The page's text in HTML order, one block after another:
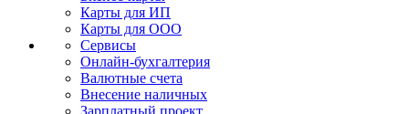
Карты для ИП
Карты для ООО
Сервисы
Онлайн-бухгалтерия
Валютные счета
Внесение наличных
Зарплатный проект